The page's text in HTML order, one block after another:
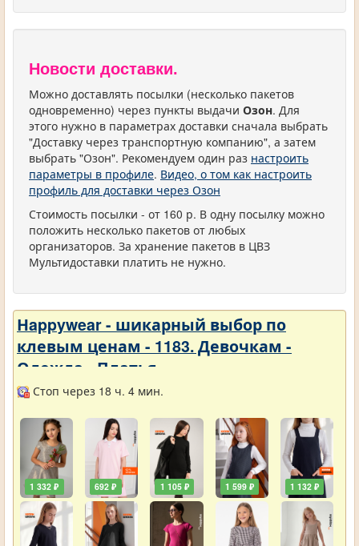
Новости доставки.
Можно доставлять посылки (несколько пакетов
одновременно) через пункты выдачи Озон. Для
этого нужно в параметрах доставки сначала выбрать
"Доставку через транспортную компанию", а затем
выбрать "Озон". Рекомендуем один раз настроить
параметры в профиле. Видео, о том как настроить
профиль для доставки через Озон
Стоимость посылки - от 160 р. В одну посылку можно
положить несколько пакетов от любых
организаторов. За хранение пакетов в ЦВЗ
Мультидоставки платить не нужно.
Нappywear - шикарный выбор по
клевым ценам - 1183. Девочкам -
Одежда - Платья
Стоп через 18 ч. 4 мин.
1 332 ₽ 692 ₽ 1 105 ₽ 1 599 ₽ 1 132 ₽